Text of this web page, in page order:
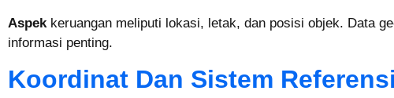
Aspekkeruangan meliputi lokasi, letak, dan posisi objek. Data
informasi penting.
Koordinat Dan Sistem Referensi